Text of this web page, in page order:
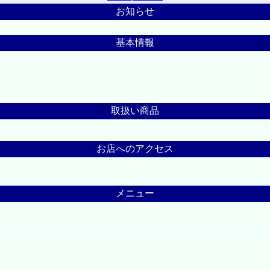
お知らせ
基本情報
取扱い商品
お店へのアクセス
メニュー